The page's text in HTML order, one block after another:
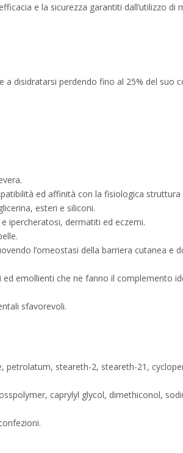
e la sicurezza garantiti dall’utilizzo di
disidratarsi perdendo fino al 25% del suo
ed affinità con la fisiologica struttura
esteri e siliconi.
ipercheratosi, dermatiti ed eczemi.
l’omeostasi della barriera cutanea e
emollienti che ne fanno il complemento
sfavorevoli.
petrolatum, steareth-2, steareth-21,
caprylyl glycol, dimethiconol,